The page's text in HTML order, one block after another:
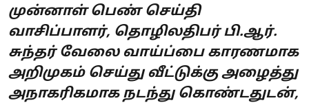
முன்னாள் பெண் செய்தி
வாசிப்பாளர், தொழிலதிபர் பி.ஆர்.
சுந்தர் வேலை வாய்ப்பை காரணமாக
அறிமுகம் செய்து வீட்டுக்கு அழைத்து
அநாகரிகமாக நடந்து கொண்டதுடன்,